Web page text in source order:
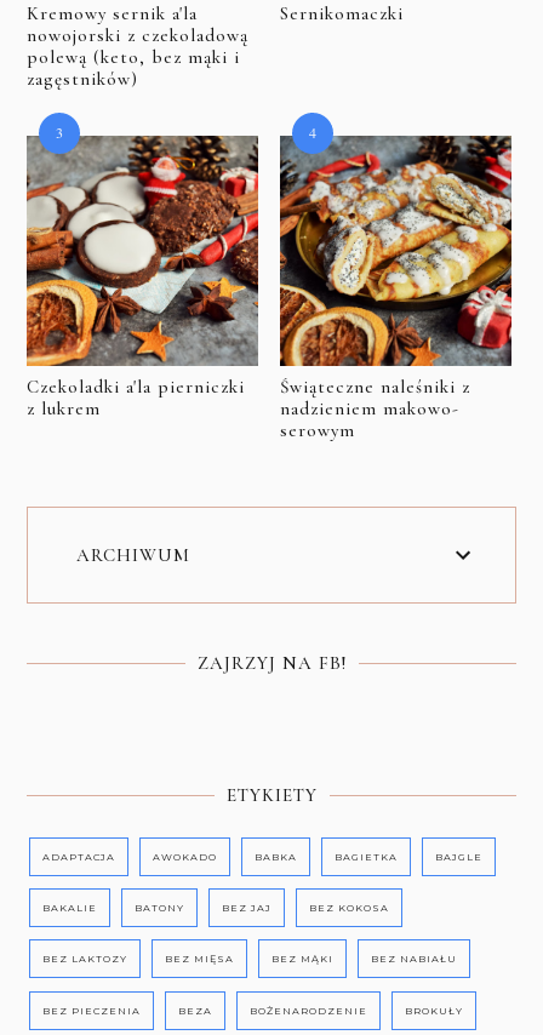
Kremowy sernik a'la
nowojorski z czekoladową
polewą (keto, bez mąki i
zagęstników)
Sernikomaczki
Czekoladki a'la pierniczki
z lukrem
Świąteczne naleśniki z
nadzieniem makowo-
serowym
ARCHIWUM
ZAJRZYJ NA FB!
ETYKIETY
ADAPTACJA AWOKADO BABKA BAGIETKA BAJGLE
BAKALIE BATONY BEZ JAJ BEZ KOKOSA
BEZ LAKTOZY BEZ MIĘSA BEZ MĄKI BEZ NABIAŁU
BEZ PIECZENIA BEZA BOŻENARODZENIE BROKUŁY